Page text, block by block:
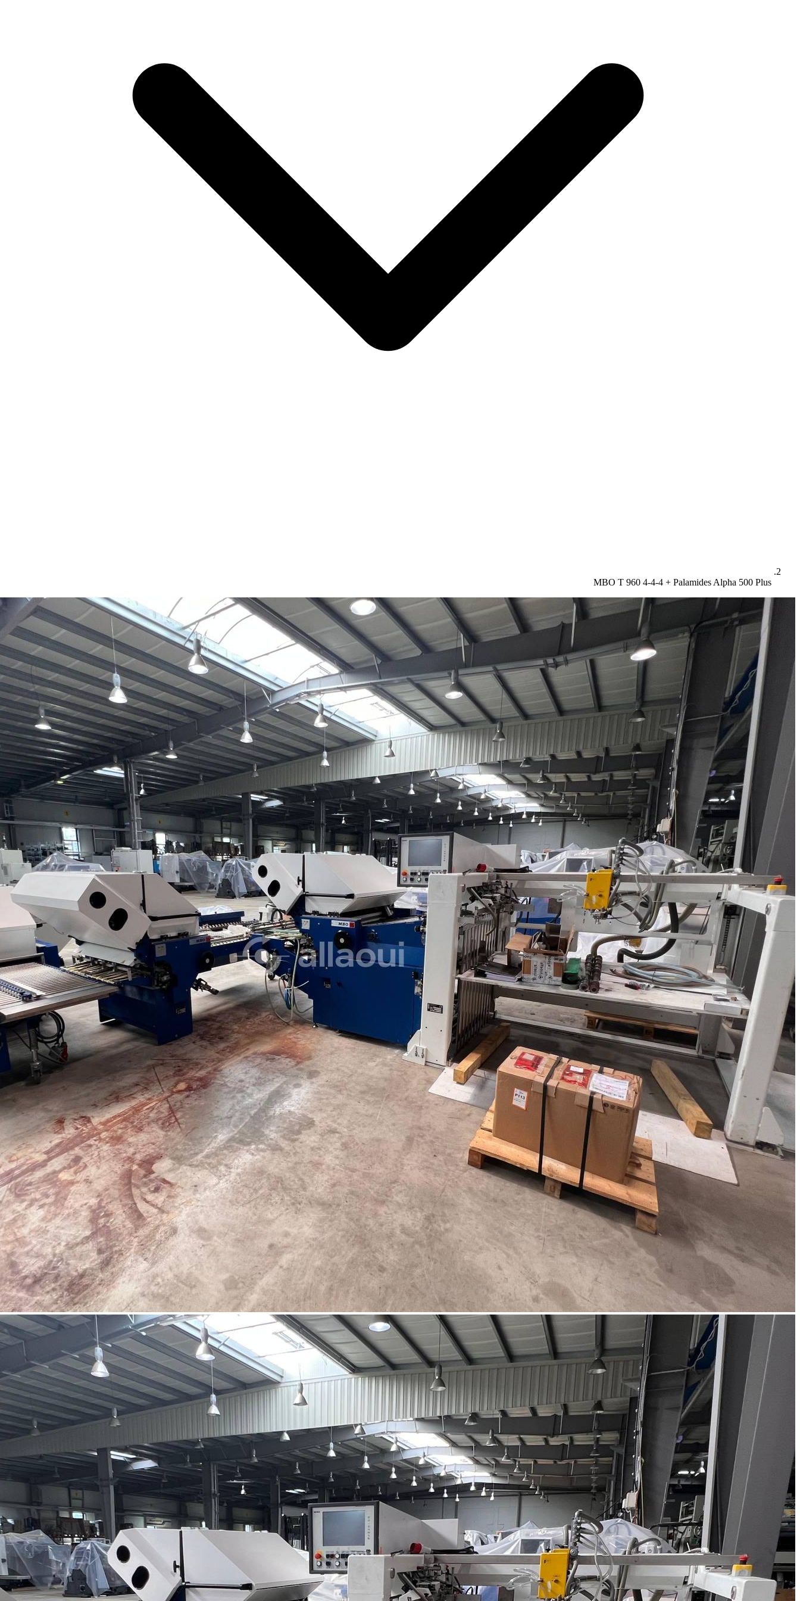
MBO T 960 4-4-4 + Palamides Alpha 500 Plus